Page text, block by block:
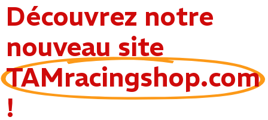
Découvrez notre
nouveau site
TAMracingshop.com
!